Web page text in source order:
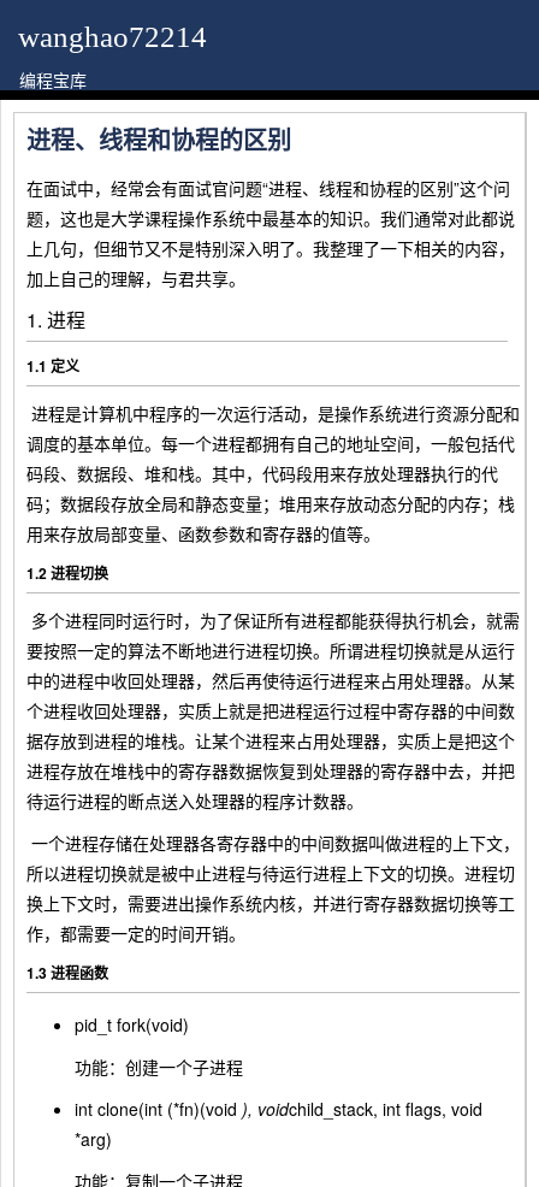
wanghao72214
编程宝库
进程、线程和协程的区别
在面试中，经常会有面试官问题“进程、线程和协程的区别”这个问
题，这也是大学课程操作系统中最基本的知识。我们通常对此都说
上几句，但细节又不是特别深入明了。我整理了一下相关的内容，
加上自己的理解，与君共享。
1. 进程
1.1 定义
​ 进程是计算机中程序的一次运行活动，是操作系统进行资源分配和
调度的基本单位。每一个进程都拥有自己的地址空间，一般包括代
码段、数据段、堆和栈。其中，代码段用来存放处理器执行的代
码；数据段存放全局和静态变量；堆用来存放动态分配的内存；栈
用来存放局部变量、函数参数和寄存器的值等。
1.2 进程切换
​ 多个进程同时运行时，为了保证所有进程都能获得执行机会，就需
要按照一定的算法不断地进行进程切换。所谓进程切换就是从运行
中的进程中收回处理器，然后再使待运行进程来占用处理器。从某
个进程收回处理器，实质上就是把进程运行过程中寄存器的中间数
据存放到进程的堆栈。让某个进程来占用处理器，实质上是把这个
进程存放在堆栈中的寄存器数据恢复到处理器的寄存器中去，并把
待运行进程的断点送入处理器的程序计数器。
​ 一个进程存储在处理器各寄存器中的中间数据叫做进程的上下文，
所以进程切换就是被中止进程与待运行进程上下文的切换。进程切
换上下文时，需要进出操作系统内核，并进行寄存器数据切换等工
作，都需要一定的时间开销。
1.3 进程函数
pid_t fork(void)
功能：创建一个子进程
int clone(int (*fn)(void ), voidchild_stack, int flags, void
*arg)
功能：复制一个子进程